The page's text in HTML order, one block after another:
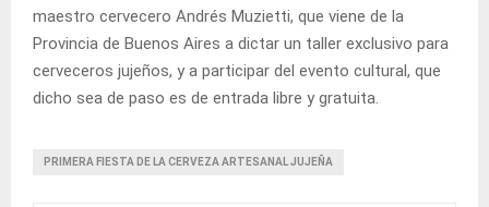
maestro cervecero Andrés Muzietti, que viene de la
Provincia de Buenos Aires a dictar un taller exclusivo para
cerveceros jujeños, y a participar del evento cultural, que
dicho sea de paso es de entrada libre y gratuita.
PRIMERA FIESTA DE LA CERVEZA ARTESANAL JUJEÑA